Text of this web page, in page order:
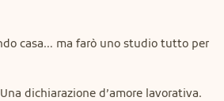
casa… ma farò uno studio tutto per
dichiarazione d’amore lavorativa.